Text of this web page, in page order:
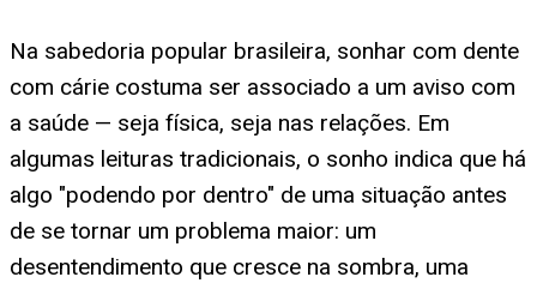
Na sabedoria popular brasileira, sonhar com dente
com cárie costuma ser associado a um aviso com
a saúde — seja física, seja nas relações. Em
algumas leituras tradicionais, o sonho indica que há
algo "podendo por dentro" de uma situação antes
de se tornar um problema maior: um
desentendimento que cresce na sombra, uma